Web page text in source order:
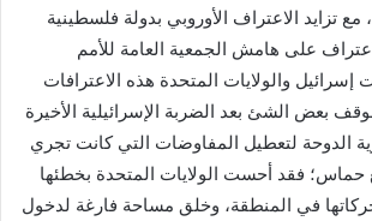
تزايد الاعتراف الأوروبي بدولة فلسطينية
على هامش الجمعية العامة للأمم
والولايات المتحدة هذه الاعترافات
بعض الشئ بعد الضربة الإسرائيلية الأخيرة
الدوحة لتعطيل المفاوضات التي كانت تجري
فقد أحست الولايات المتحدة بخطئها
في المنطقة، وخلق مساحة فارغة لدخول